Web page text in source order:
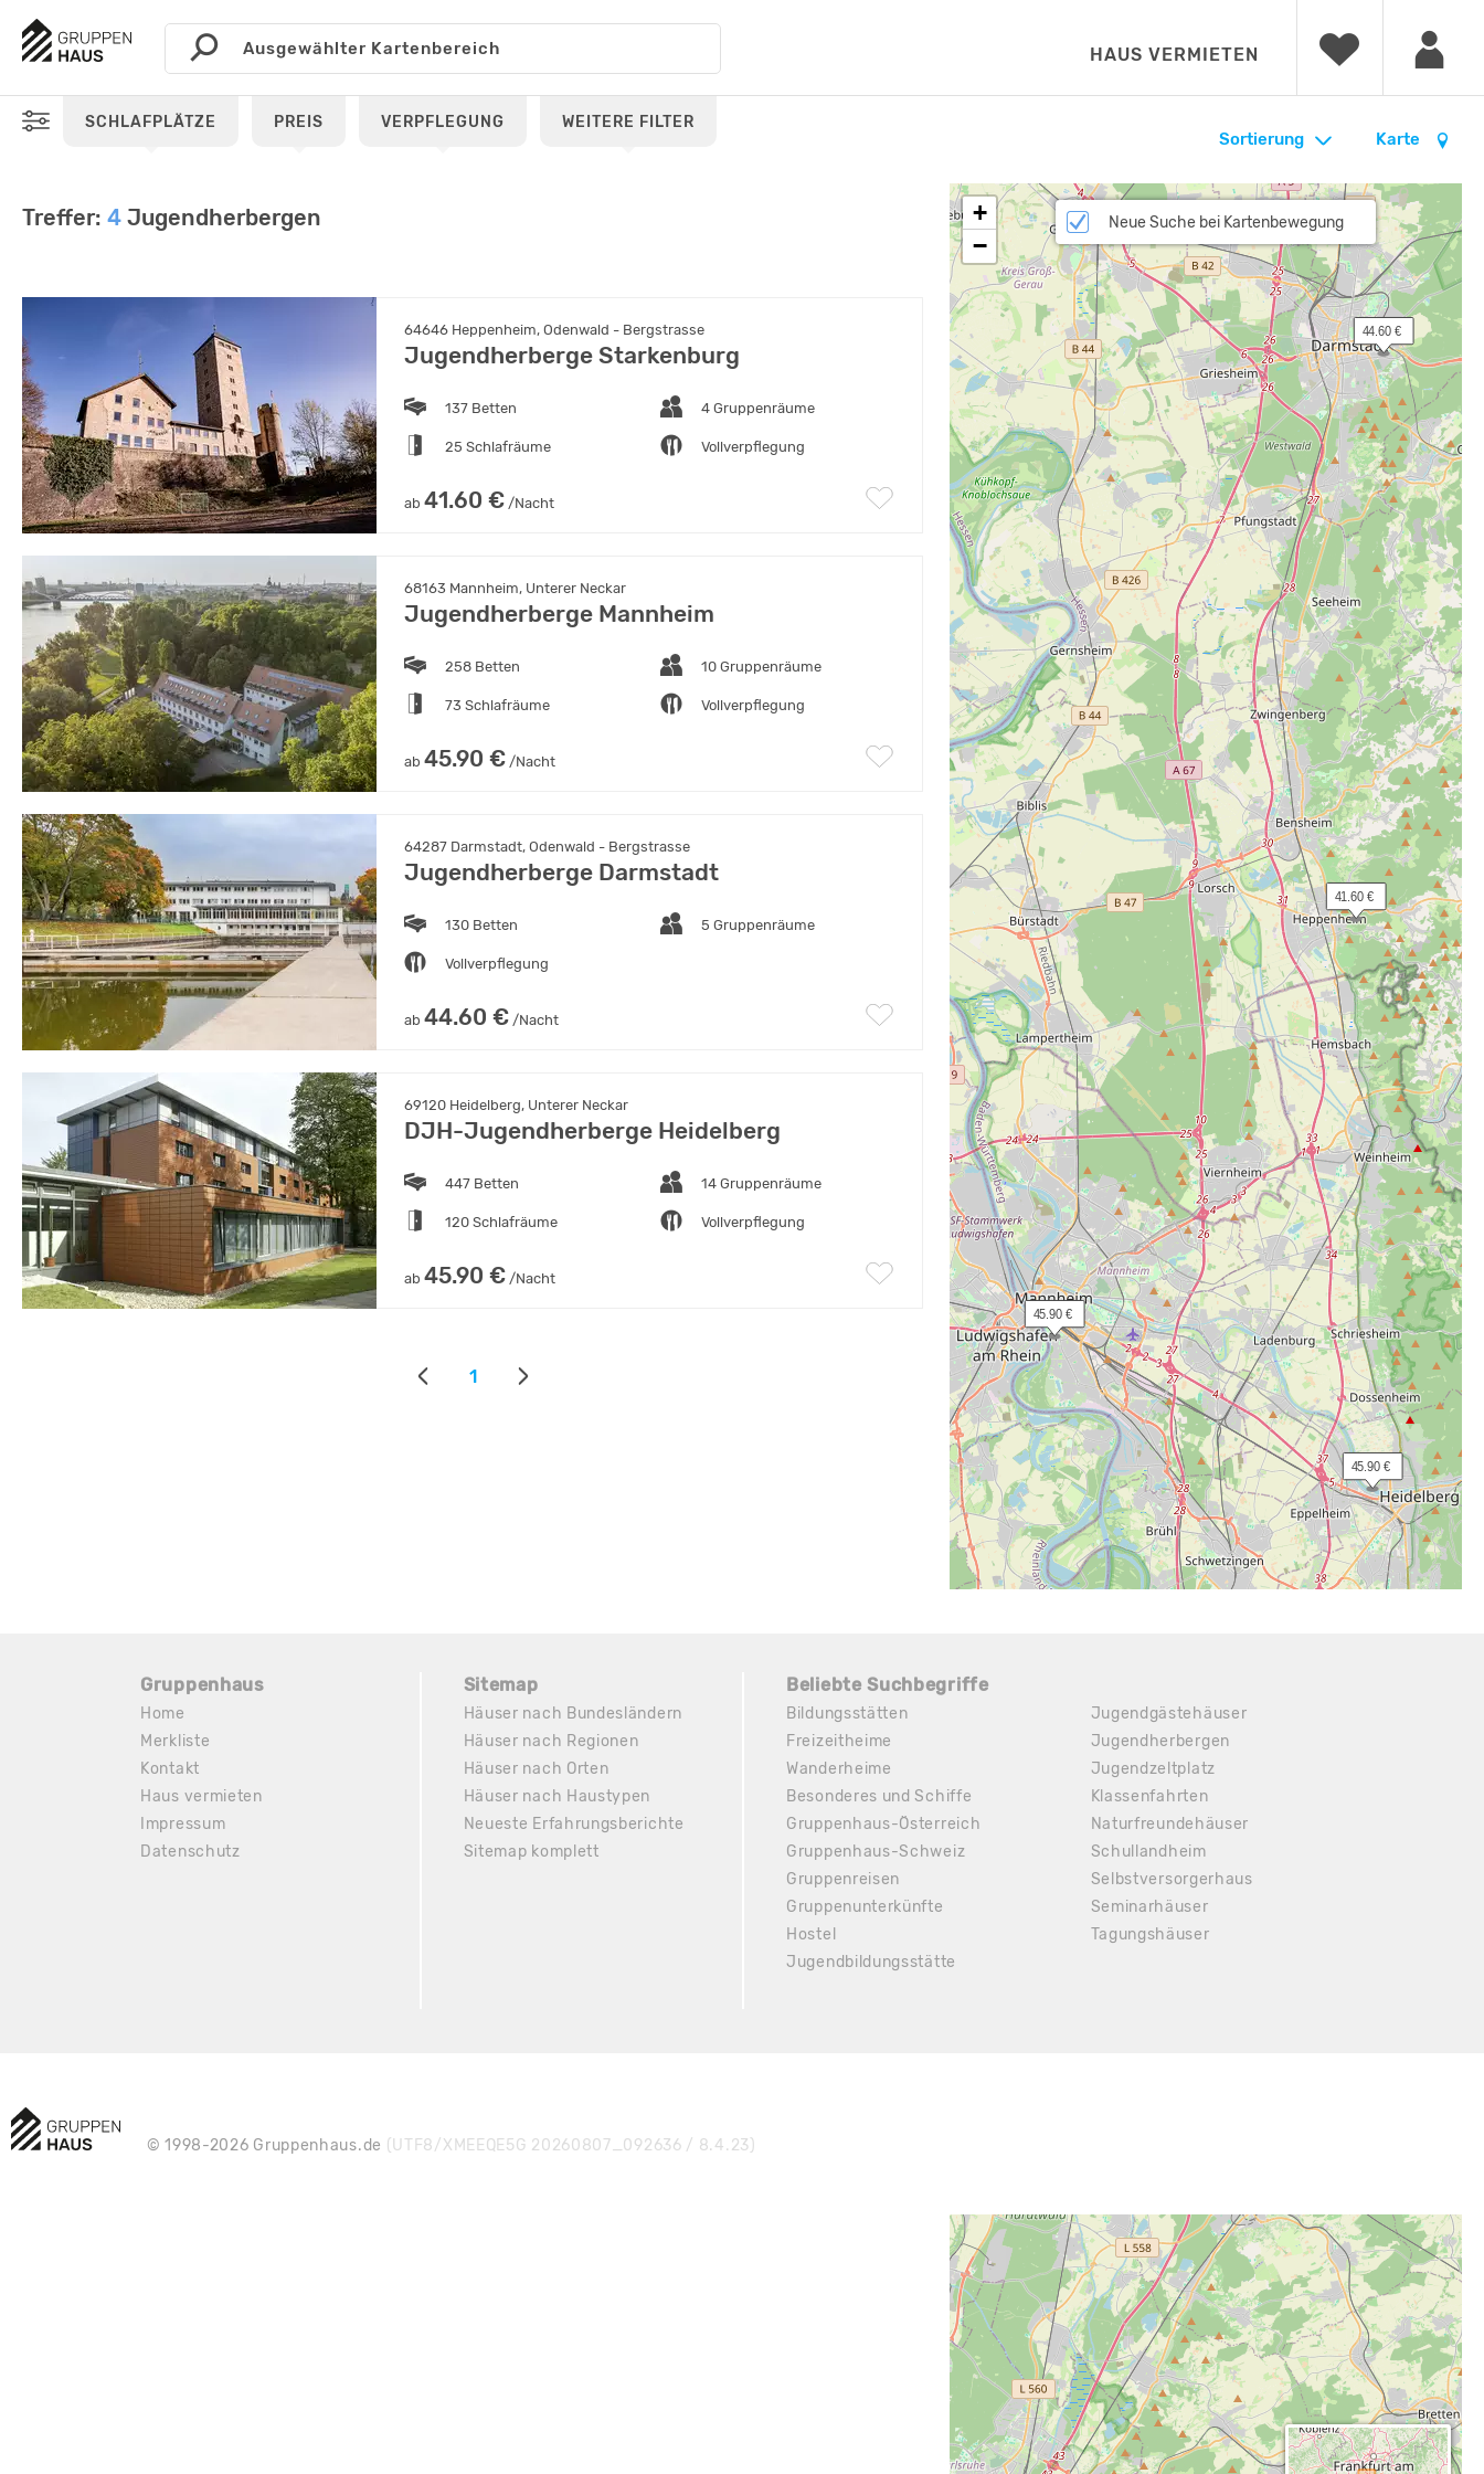
HAUS VERMIETEN
SCHLAFPLÄTZE PREIS VERPFLEGUNG WEITERE FILTER
Karte
Sortierung
Treffer: 4 Jugendherbergen
64646 Heppenheim, Odenwald - Bergstrasse
Jugendherberge Starkenburg
137 Betten 4 Gruppenräume
25 Schlafräume Vollverpflegung
ab 41.60 € /Nacht
68163 Mannheim, Unterer Neckar
Jugendherberge Mannheim
258 Betten 10 Gruppenräume
73 Schlafräume Vollverpflegung
ab 45.90 € /Nacht
64287 Darmstadt, Odenwald - Bergstrasse
Jugendherberge Darmstadt
130 Betten 5 Gruppenräume
Vollverpflegung
ab 44.60 € /Nacht
69120 Heidelberg, Unterer Neckar
DJH-Jugendherberge Heidelberg
447 Betten 14 Gruppenräume
120 Schlafräume Vollverpflegung
ab 45.90 € /Nacht
1
41.60 €
45.90 €
44.60 €
45.90 €
+
−
Neue Suche bei Kartenbewegung
Gruppenhaus
Home
Merkliste
Kontakt
Haus vermieten
Impressum
Datenschutz
Sitemap
Häuser nach Bundesländern
Häuser nach Regionen
Häuser nach Orten
Häuser nach Haustypen
Neueste Erfahrungsberichte
Sitemap komplett
Beliebte Suchbegriffe
Bildungsstätten
Freizeitheime
Wanderheime
Besonderes und Schiffe
Gruppenhaus-Österreich
Gruppenhaus-Schweiz
Gruppenreisen
Gruppenunterkünfte
Hostel
Jugendbildungsstätte
Jugendgästehäuser
Jugendherbergen
Jugendzeltplatz
Klassenfahrten
Naturfreundehäuser
Schullandheim
Selbstversorgerhaus
Seminarhäuser
Tagungshäuser
© 1998-2026 Gruppenhaus.de (UTF8/XMEEQE5G 20260807_092636 / 8.4.23)